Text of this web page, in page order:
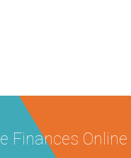
Finances Online